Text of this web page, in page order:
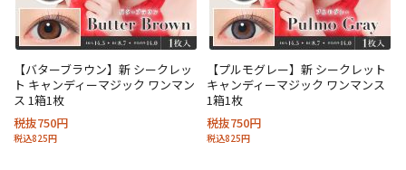
【バターブラウン】新 シークレッ
ト キャンディーマジック ワンマン
ス 1箱1枚
税抜750円
税込825円
【プルモグレー】新 シークレット
キャンディーマジック ワンマンス
1箱1枚
税抜750円
税込825円